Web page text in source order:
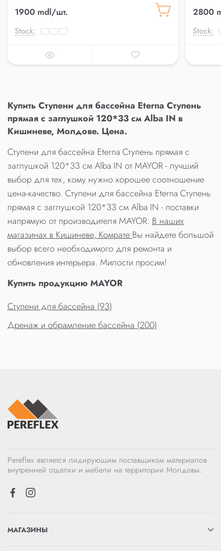
1900 mdl/шт.
Stock:
2800
Stock:
Купить Ступени для бассейна Eterna Ступень
прямая с заглушкой 120*33 см Alba IN в
Кишиневе, Молдове. Цена.
Ступени для бассейна Eterna Ступень прямая с
заглушкой 120*33 см Alba IN от MAYOR - лучший
выбор для тех, кому нужно хорошее соотношение
цена-качество. Ступени для бассейна Eterna Ступень
прямая с заглушкой 120*33 см Alba IN - поставки
напрямую от производителя MAYOR. В наших
магазинах в Кишиневе, КомратеВы найдете большой
выбор всего необходимого для ремонта и
обновления интерьера. Милости просим!
Купить продукцию MAYOR
Ступени для бассейна (93)
Дренаж и обрамление бассейна (200)
Pereflex является лидирующим поставщиком материалов
внутренней отделки и мебели на территории Молдовы.
МАГАЗИНЫ